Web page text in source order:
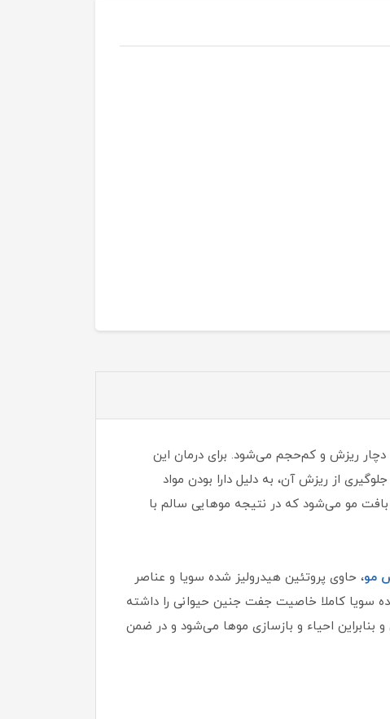
ریزش و کم‌حجم می‌شود. برای درمان این
از ریزش آن، به دلیل دارا بودن مواد
مو می‌شود که در نتیجه موهایی سالم با
مو، حاوی پروتئین هیدرولیز شده سویا و عناصر
سویا کاملا خاصیت جفت جنین حیوانی را داشته
بنابراین احیاء و بازسازی موها می‌شود و در ضمن